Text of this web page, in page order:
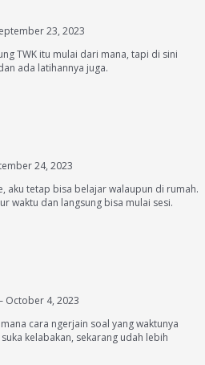
23, 2023
TWK itu mulai dari mana, tapi di sini
ada latihannya juga.
24, 2023
aku tetap bisa belajar walaupun di rumah.
waktu dan langsung bisa mulai sesi.
October 4, 2023
cara ngerjain soal yang waktunya
kelabakan, sekarang udah lebih